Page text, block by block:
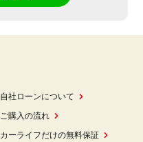
自社ローンについて
ご購入の流れ
カーライフだけの無料保証